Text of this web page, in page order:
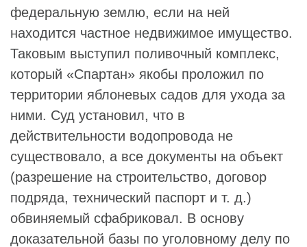
федеральную землю, если на ней
находится частное недвижимое имущество.
Таковым выступил поливочный комплекс,
который «Спартан» якобы проложил по
территории яблоневых садов для ухода за
ними. Суд установил, что в
действительности водопровода не
существовало, а все документы на объект
(разрешение на строительство, договор
подряда, технический паспорт и т. д.)
обвиняемый сфабриковал. В основу
доказательной базы по уголовному делу по